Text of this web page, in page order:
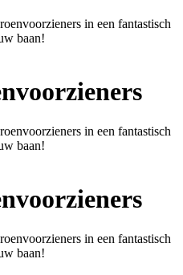
in een fantastisch
baan!
in een fantastisch
baan!
in een fantastisch
baan!